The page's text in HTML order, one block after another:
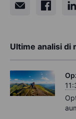
Ultime analisi di